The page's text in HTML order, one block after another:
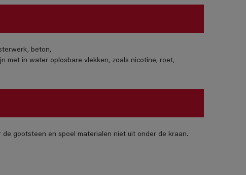
beton,
met in water oplosbare vlekken, zoals nicotine, roet,
gootsteen en spoel materialen niet uit onder de kraan.